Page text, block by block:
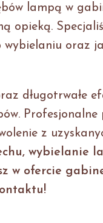
lampą w
opieką.
oraz
długotrwałe
z
wybielanie
w ofercie